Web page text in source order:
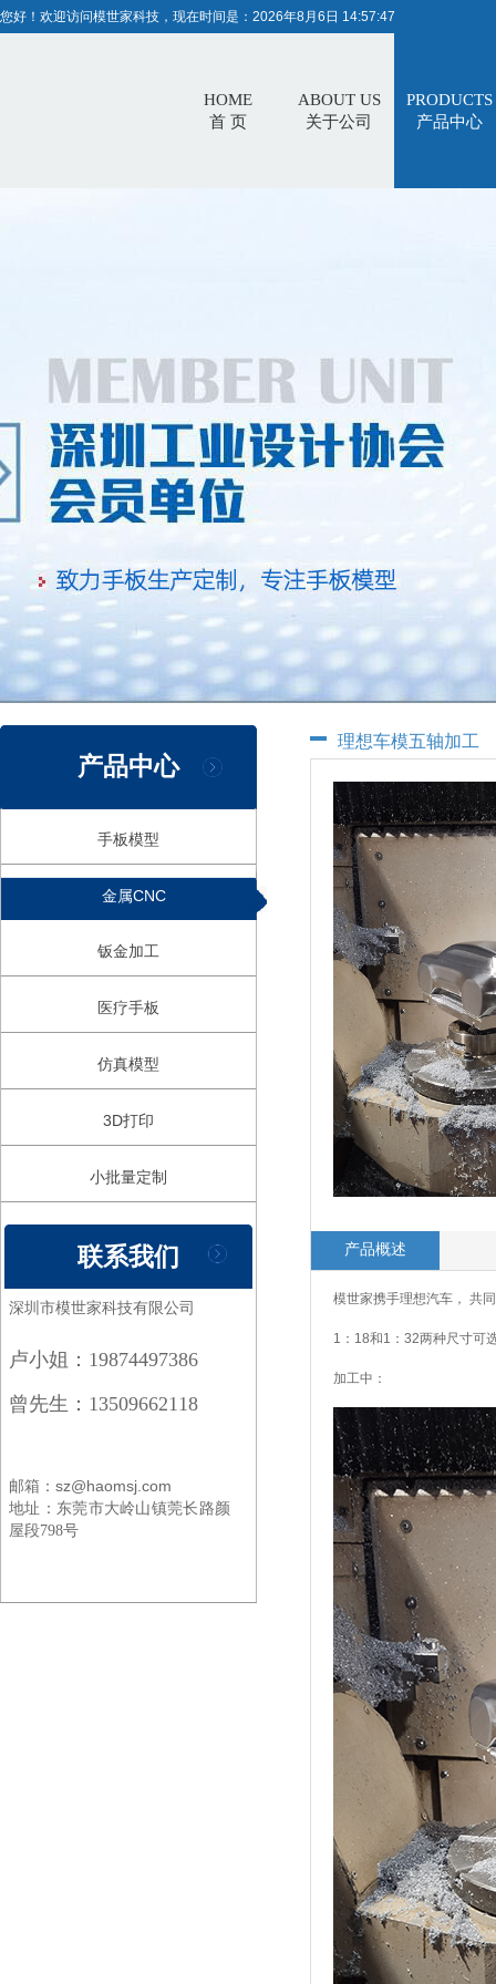
您好！欢迎访问模世家科技，现在时间是： 2026年8月6日 14:57:48
HOME
首 页
ABOUT US
关于公司
PRODUCTS
产品中心
产品中心
手板模型
金属CNC
钣金加工
医疗手板
仿真模型
3D打印
小批量定制
联系我们
深圳市模世家科技有限公司
卢小姐：19874497386
曾先生：13509662118
邮箱：sz@haomsj.com
地址： 东莞市大岭山镇莞长路颜
屋段798号
理想车模五轴加工
产品概述
模世家携手理想汽车， 共
1：18和1：32两种尺寸可
加工中：